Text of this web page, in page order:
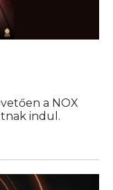
a NOX
indul.